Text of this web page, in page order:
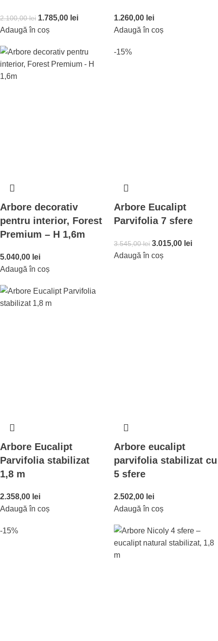
2.100,00lei 1.785,00 lei
Adaugă în coș
1.260,00 lei
Adaugă în coș
Arbore decorativ
pentru interior, Forest
Premium – H 1,6m
5.040,00 lei
Adaugă în coș
-15%
Arbore Eucalipt
Parvifolia 7 sfere
3.545,00lei 3.015,00 lei
Adaugă în coș
Arbore Eucalipt
Parvifolia stabilizat
1,8 m
2.358,00 lei
Adaugă în coș
Arbore eucalipt
parvifolia stabilizat cu
5 sfere
2.502,00 lei
Adaugă în coș
-15%